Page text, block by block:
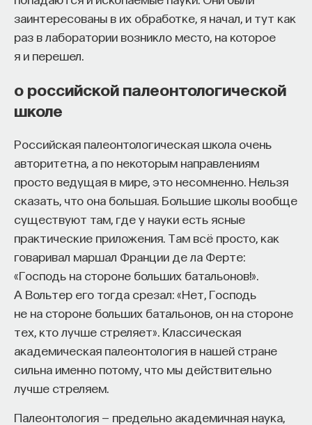
заинтересованы в их обработке, я начал, и тут как
раз в лаборатории возникло место, на которое
я и перешел.
о российской палеонтологической
школе
Российская палеонтологическая школа очень
авторитетна, а по некоторым направлениям
просто ведущая в мире, это несомненно. Нельзя
сказать, что она большая. Большие школы вообще
существуют там, где у науки есть ясные
практические приложения. Там всё просто, как
говаривал маршал Франции де ла Ферте:
«Господь на стороне больших батальонов!».
А Вольтер его тогда срезал: «Нет, Господь
не на стороне больших батальонов, он на стороне
тех, кто лучше стреляет». Классическая
академическая палеонтология в нашей стране
сильна именно потому, что мы действительно
лучше стреляем.
Палеонтология — предельно академичная наука,